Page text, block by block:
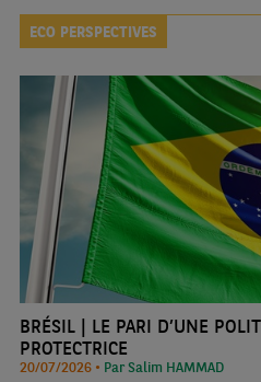
ECO PERSPECTIVES
BRÉSIL | LE PARI D’UNE
PROTECTRICE
20/07/2026 • Par Salim HAMMAD